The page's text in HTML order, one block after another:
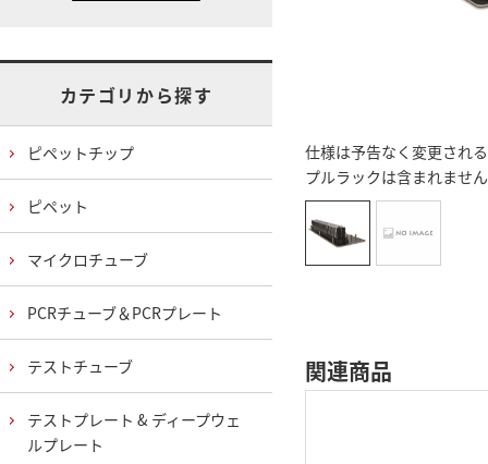
仕様は予告なく変更され
プルラックは含まれませ
関連商品
カテゴリから探す
ピペットチップ
ピペット
マイクロチューブ
PCRチューブ＆PCRプレート
テストチューブ
テストプレート & ディープウェ
ルプレート